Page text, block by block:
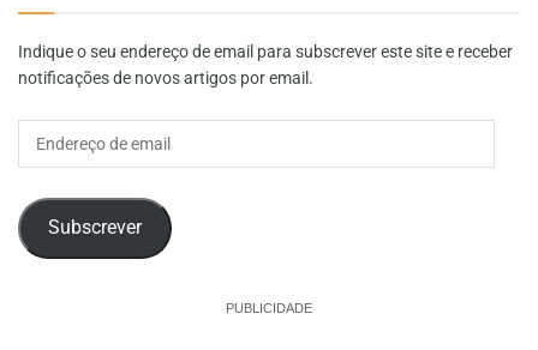
Indique o seu endereço de email para subscrever este site e receber
notificações de novos artigos por email.
Endereço
Subscrever
PUBLICIDADE